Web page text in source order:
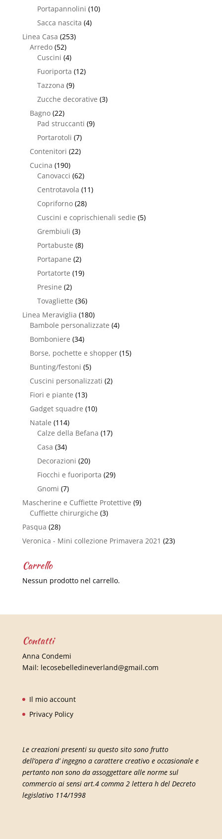
Portapannolini (10)
Sacca nascita (4)
Linea Casa (253)
Arredo (52)
Cuscini (4)
Fuoriporta (12)
Tazzona (9)
Zucche decorative (3)
Bagno (22)
Pad struccanti (9)
Portarotoli (7)
Contenitori (22)
Cucina (190)
Canovacci (62)
Centrotavola (11)
Copriforno (28)
Cuscini e coprischienali sedie (5)
Grembiuli (3)
Portabuste (8)
Portapane (2)
Portatorte (19)
Presine (2)
Tovagliette (36)
Linea Meraviglia (180)
Bambole personalizzate (4)
Bomboniere (34)
Borse, pochette e shopper (15)
Bunting/festoni (5)
Cuscini personalizzati (2)
Fiori e piante (13)
Gadget squadre (10)
Natale (114)
Calze della Befana (17)
Casa (34)
Decorazioni (20)
Fiocchi e fuoriporta (29)
Gnomi (7)
Mascherine e Cuffiette Protettive (9)
Cuffiette chirurgiche (3)
Pasqua (28)
Veronica - Mini collezione Primavera 2021 (23)
Carrello
Nessun prodotto nel carrello.
Contatti
Anna Condemi
Mail: lecosebelledineverland@gmail.com
Il mio account
Privacy Policy
Le creazioni presenti su questo sito sono frutto
dell’opera d’ ingegno a carattere creativo e occasionale e
pertanto non sono da assoggettare alle norme sul
commercio ai sensi art.4 comma 2 lettera h del Decreto
legislativo 114/1998